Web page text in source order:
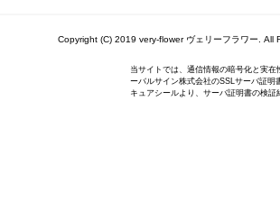
Copyright (C) 2019 very-flower ヴェリーフラワー. All
当サイトでは、通信情報の暗号化と実在
ーバルサイン株式会社のSSLサーバ証明
キュアシールより、サーバ証明書の検証